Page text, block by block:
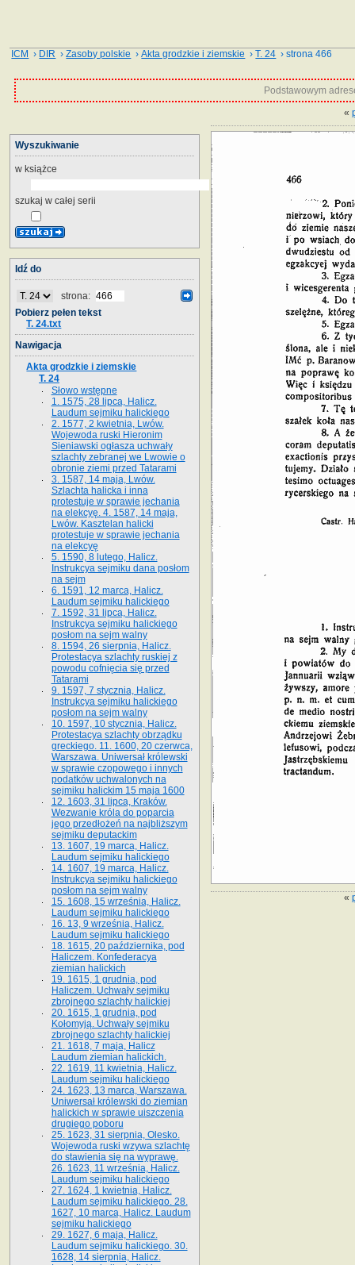
ICM › DIR ›Zasoby polskie ›Akta grodzkie i ziemskie ›T. 24 › strona 466
Podstawowym
«
«
Wyszukiwanie
w książce
szukaj w całej serii
Idź do
strona:
Pobierz pełen tekst
T. 24.txt
Nawigacja
Akta grodzkie i ziemskie
T. 24
Słowo wstępne
1. 1575, 28 lipca, Halicz.
Laudum sejmiku halickiego
2. 1577, 2 kwietnia, Lwów.
Wojewoda ruski Hieronim
Sieniawski ogłasza uchwały
szlachty zebranej we Lwowie o
obronie ziemi przed Tatarami
3. 1587, 14 maja, Lwów.
Szlachta halicka i inna
protestuje w sprawie jechania
na elekcyę. 4. 1587, 14 maja,
Lwów. Kasztelan halicki
protestuje w sprawie jechania
na elekcyę
5. 1590, 8 lutego, Halicz.
Instrukcya sejmiku dana posłom
na sejm
6. 1591, 12 marca, Halicz.
Laudum sejmiku halickiego
7. 1592, 31 lipca, Halicz.
Instrukcya sejmiku halickiego
posłom na sejm walny
8. 1594, 26 sierpnia, Halicz.
Protestacya szlachty ruskiej z
powodu cofnięcia się przed
Tatarami
9. 1597, 7 stycznia, Halicz.
Instrukcya sejmiku halickiego
posłom na sejm walny
10. 1597, 10 stycznia, Halicz.
Protestacya szlachty obrządku
greckiego. 11. 1600, 20 czerwca,
Warszawa. Uniwersał królewski
w sprawie czopowego i innych
podatków uchwalonych na
sejmiku halickim 15 maja 1600
12. 1603, 31 lipca, Kraków.
Wezwanie króla do poparcia
jego przedłożeń na najbliższym
sejmiku deputackim
13. 1607, 19 marca, Halicz.
Laudum sejmiku halickiego
14. 1607, 19 marca, Halicz.
Instrukcya sejmiku halickiego
posłom na sejm walny
15. 1608, 15 września, Halicz.
Laudum sejmiku halickiego
16. 13, 9 września, Halicz.
Laudum sejmiku halickiego
18. 1615, 20 października, pod
Haliczem. Konfederacya
ziemian halickich
19. 1615, 1 grudnia, pod
Haliczem. Uchwały sejmiku
zbrojnego szlachty halickiej
20. 1615, 1 grudnia, pod
Kołomyją. Uchwały sejmiku
zbrojnego szlachty halickiej
21. 1618, 7 maja, Halicz
Laudum ziemian halickich.
22. 1619, 11 kwietnia, Halicz.
Laudum sejmiku halickiego
24. 1623, 13 marca, Warszawa.
Uniwersał królewski do ziemian
halickich w sprawie uiszczenia
drugiego poboru
25. 1623, 31 sierpnia, Olesko.
Wojewoda ruski wzywa szlachtę
do stawienia się na wyprawę.
26. 1623, 11 września, Halicz.
Laudum sejmiku halickiego
27. 1624, 1 kwietnia, Halicz.
Laudum sejmiku halickiego. 28.
1627, 10 marca, Halicz. Laudum
sejmiku halickiego
29. 1627, 6 maja, Halicz.
Laudum sejmiku halickiego. 30.
1628, 14 sierpnia, Halicz.